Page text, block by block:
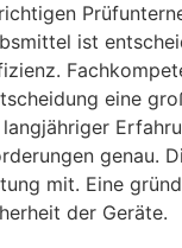
ist
eine
genau.
mit. Eine
der Geräte.